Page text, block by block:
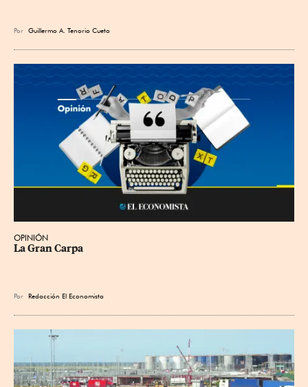
Por Guillermo A. Tenorio Cueto
OPINIÓN
La Gran Carpa
Por Redacción El Economista